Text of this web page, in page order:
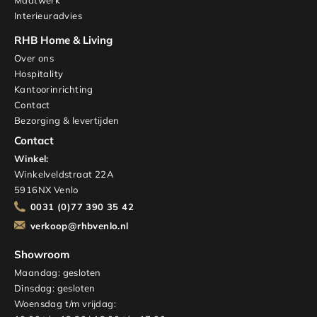
Interieuradvies
RHB Home & Living
Over ons
Hospitality
Kantoorinrichting
Contact
Bezorging & levertijden
Contact
Winkel:
Winkelveldstraat 22A
5916NX Venlo
0031 (0)77 390 35 42
verkoop@rhbvenlo.nl
Showroom
Maandag: gesloten
Dinsdag: gesloten
Woensdag t/m vrijdag: